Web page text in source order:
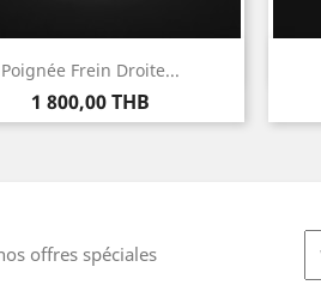
Poignée Frein Droite...
Prix
1 800,00 THB
Aperçu rapide
offres spéciales